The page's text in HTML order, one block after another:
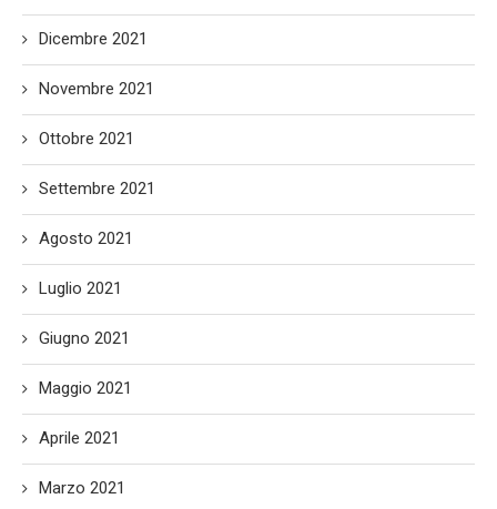
Dicembre 2021
Novembre 2021
Ottobre 2021
Settembre 2021
Agosto 2021
Luglio 2021
Giugno 2021
Maggio 2021
Aprile 2021
Marzo 2021